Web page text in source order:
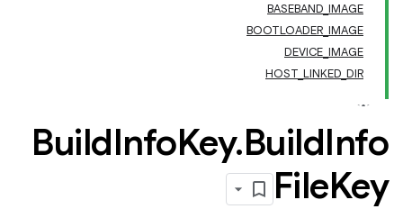
BASEBAND_IMAGE
BOOTLOADER_IMAGE
DEVICE_IMAGE
HOST_LINKED_DIR
BuildInfoKey.BuildInfo
FileKey